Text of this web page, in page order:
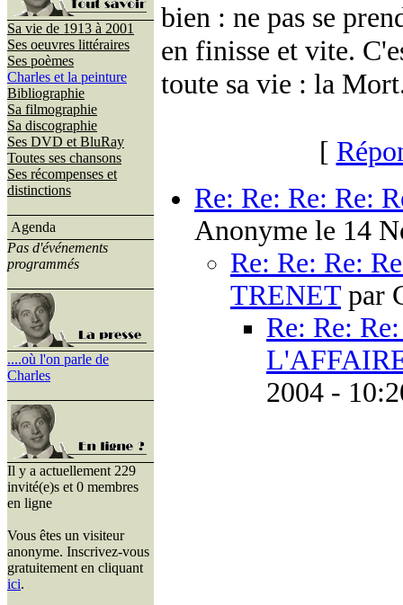
Sa vie de 1913 à 2001
Ses oeuvres littéraires
Ses poèmes
Charles et la peinture
Bibliographie
Sa filmographie
Sa discographie
Ses DVD et BluRay
Toutes ses chansons
Ses récompenses et
distinctions
Agenda
Pas d'événements
programmés
....où l'on parle de
Charles
Il y a actuellement 229
invité(e)s et 0 membres
en ligne
Vous êtes un visiteur
anonyme. Inscrivez-vous
gratuitement en cliquant
ici.
bien : ne pas se
en finisse et vite.
toute sa vie : la
[
Re: Re: Re: Re:
Anonyme le 14
Re: Re: Re:
TRENET par
Re: Re:
2004 -